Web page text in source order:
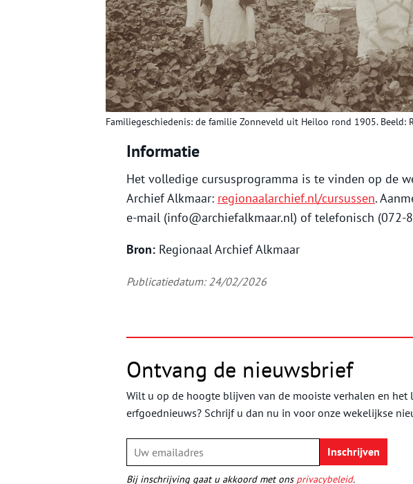
Familiegeschiedenis: de familie Zonneveld uit Heiloo rond 1905. Beeld:
Informatie
Het volledige cursusprogramma is te vinden op de
Archief Alkmaar: regionaalarchief.nl/cursussen.
e-mail (info@archiefalkmaar.nl) of telefonisch (072-
Bron: Regionaal Archief Alkmaar
Publicatiedatum: 24/02/2026
Ontvang de nieuwsbrief
Wilt u op de hoogte blijven van de mooiste verhalen en het
erfgoednieuws? Schrijf u dan nu in voor onze wekelijkse
Bij inschrijving gaat u akkoord met ons privacybeleid.